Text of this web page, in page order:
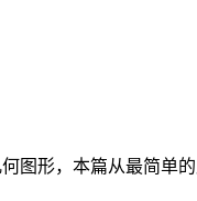
图形，本篇从最简单的